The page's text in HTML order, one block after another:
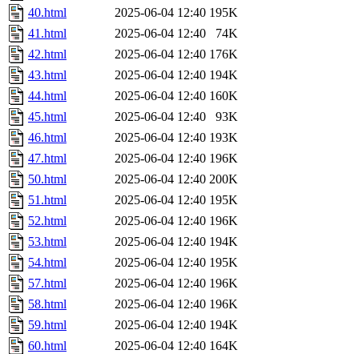
40.html
2025-06-04 12:40 195K
41.html
2025-06-04 12:40
74K
42.html
2025-06-04 12:40 176K
43.html
2025-06-04 12:40 194K
44.html
2025-06-04 12:40 160K
45.html
2025-06-04 12:40
93K
46.html
2025-06-04 12:40 193K
47.html
2025-06-04 12:40 196K
50.html
2025-06-04 12:40 200K
51.html
2025-06-04 12:40 195K
52.html
2025-06-04 12:40 196K
53.html
2025-06-04 12:40 194K
54.html
2025-06-04 12:40 195K
57.html
2025-06-04 12:40 196K
58.html
2025-06-04 12:40 196K
59.html
2025-06-04 12:40 194K
60.html
2025-06-04 12:40 164K